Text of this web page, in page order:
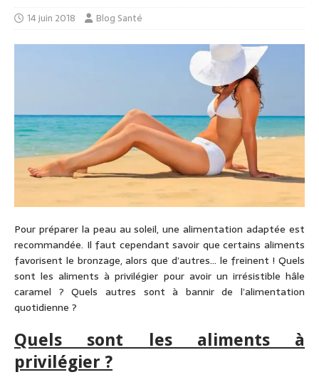
14 juin 2018 Blog Santé
Pour préparer la peau au soleil, une alimentation adaptée est
recommandée. Il faut cependant savoir que certains aliments
favorisent le bronzage, alors que d’autres… le freinent ! Quels
sont les aliments à privilégier pour avoir un irrésistible hâle
caramel ? Quels autres sont à bannir de l’alimentation
quotidienne ?
Quels sont les aliments à
privilégier ?